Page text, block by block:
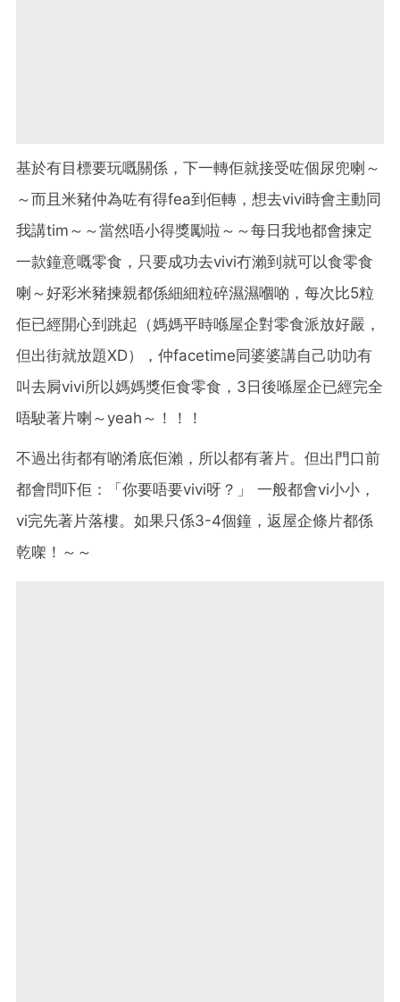
基於有目標要玩嘅關係，下一轉佢就接受咗個尿兜喇～
～而且米豬仲為咗有得fea到佢轉，想去vivi時會主動同
我講tim～～當然唔小得獎勵啦～～每日我地都會揀定
一款鐘意嘅零食，只要成功去vivi冇瀨到就可以食零食
喇～好彩米豬揀親都係細細粒碎濕濕嗰啲，每次比5粒
佢已經開心到跳起（媽媽平時喺屋企對零食派放好嚴，
但出街就放題XD），仲facetime同婆婆講自己叻叻有
叫去屙vivi所以媽媽獎佢食零食，3日後喺屋企已經完全
唔駛著片喇～yeah～！！！
不過出街都有啲淆底佢瀨，所以都有著片。但出門口前
都會問吓佢：「你要唔要vivi呀？」 一般都會vi小小，
vi完先著片落樓。如果只係3-4個鐘，返屋企條片都係
乾㗎！～～